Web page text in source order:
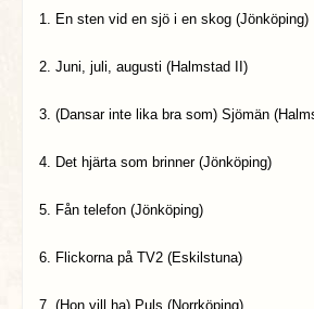
1. En sten vid en sjö i en skog (Jönköping)
2. Juni, juli, augusti (Halmstad II)
3. (Dansar inte lika bra som) Sjömän
4. Det hjärta som brinner (Jönköping)
5. Fån telefon (Jönköping)
6. Flickorna på TV2 (Eskilstuna)
7. (Hon vill ha) Puls (Norrköping)